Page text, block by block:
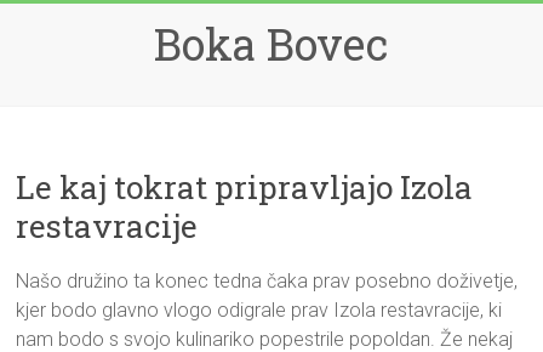
Boka Bovec
Le kaj tokrat pripravljajo Izola
restavracije
Našo družino ta konec tedna čaka prav posebno doživetje,
kjer bodo glavno vlogo odigrale prav Izola restavracije, ki
nam bodo s svojo kulinariko popestrile popoldan. Že nekaj